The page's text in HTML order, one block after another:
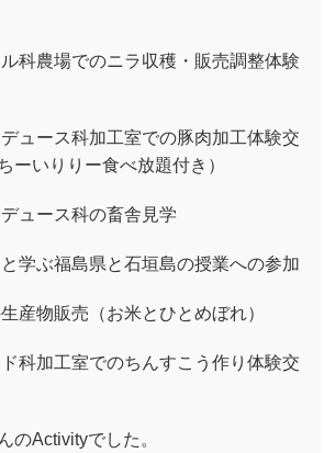
科農場でのニラ収穫・販売調整体験
ュース科加工室での豚肉加工体験交
ーいりりー食べ放題付き）
ュース科の畜舎見学
学ぶ福島県と石垣島の授業への参加
物販売（お米とひとめぼれ）
科加工室でのちんすこう作り体験交
のActivityでした。